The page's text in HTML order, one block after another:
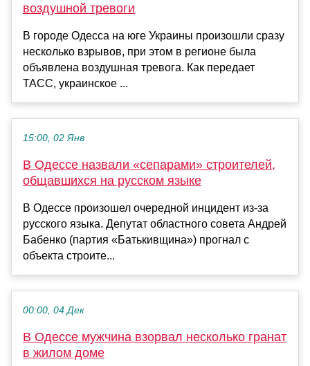
воздушной тревоги
В городе Одесса на юге Украины произошли сразу
несколько взрывов, при этом в регионе была
объявлена воздушная тревога. Как передает
ТАСС, украинское ...
15:00, 02 Янв
В Одессе назвали «сепарами» строителей,
общавшихся на русском языке
В Одессе произошел очередной инцидент из-за
русского языка. Депутат областного совета Андрей
Бабенко (партия «Батькивщина») прогнал с
объекта строите...
00:00, 04 Дек
В Одессе мужчина взорвал несколько гранат
в жилом доме